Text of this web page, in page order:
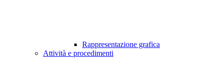
Rappresentazione grafica
Attività e procedimenti